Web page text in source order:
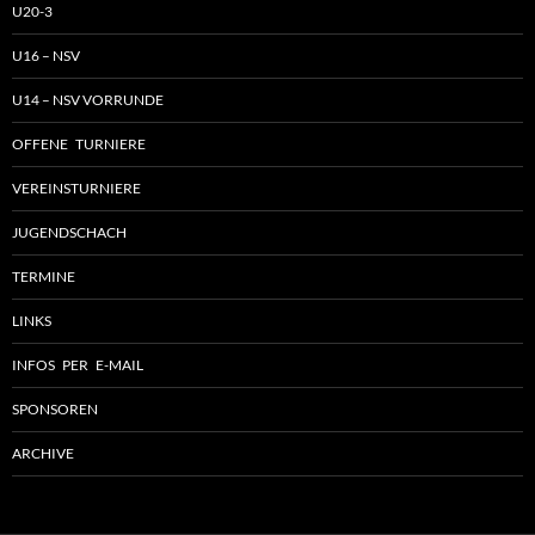
U20-3
U16 – NSV
U14 – NSV VORRUNDE
OFFENE TURNIERE
VEREINSTURNIERE
JUGENDSCHACH
TERMINE
LINKS
INFOS PER E-MAIL
SPONSOREN
ARCHIVE